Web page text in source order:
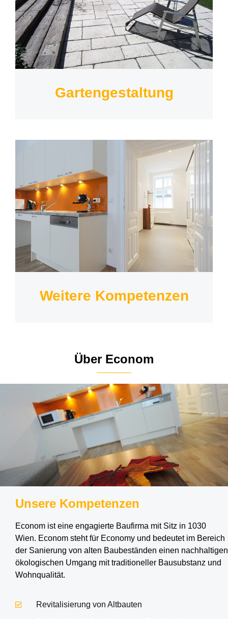
Gartengestaltung
Weitere Kompetenzen
Über Econom
Unsere Kompetenzen
Econom ist eine engagierte Baufirma mit Sitz in 1030
Wien. Econom steht für Economy und bedeutet im Bereich
der Sanierung von alten Baubeständen einen nachhaltigen
ökologischen Umgang mit traditioneller Bausubstanz und
Wohnqualität.​
Revitalisierung von Altbauten